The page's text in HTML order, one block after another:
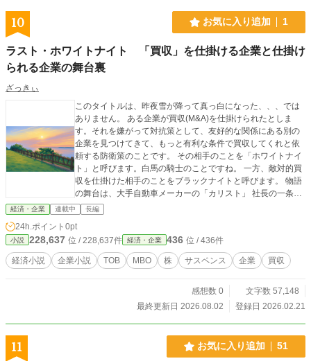
10 お気に入り追加 1
ラスト・ホワイトナイト 「買収」を仕掛ける企業と仕掛け
られる企業の舞台裏
ざっきぃ
このタイトルは、昨夜雪が降って真っ白になった、、、では
ありません。 ある企業が買収(M&A)を仕掛けられたとしま
す。それを嫌がって対抗策として、友好的な関係にある別の
企業を見つけてきて、もっと有利な条件で買収してくれと依
頼する防衛策のことです。 その相手のことを「ホワイトナイ
ト」と呼びます。白馬の騎士のことですね。 一方、敵対的買
収を仕掛けた相手のことをブラックナイトと呼びます。 物語
の舞台は、大手自動車メーカーの「カリスト」 社長の一条恒
一が一族のプライドを守るため、源流企業であるトスラムの
非上場化を決断します。 2026年現在、トヨタ一族が豊田自動
織機を非上場化しようとしているのと同じです。 カリスト
は、経営陣が既存株主から自社の株を買い取って経営権を取
得するMBO計画を周到に立てます。 だが、市場は容赦なく反
発します。 「買付価格・期間・株数」を公表して、不特定多
の買い付け価格への異議や身内の裏切り、銀行からの圧力、
証券会社の思惑—— さまざまな陰謀が一条社長に襲いかかり
ぶつかり合いと、一人の経営者の葛藤を描いてみました。
経済・企業 連載中 長編
24h.ポイント 0pt
小説 228,637 位 / 228,637件 経済・企業 436 位 / 436件
経済小説 企業小説 TOB MBO 株 サスペンス 企業 買収
感想数 0
文字数 57,148
最終更新日 2026.08.02
登録日 2026.02.21
11 お気に入り追加 51